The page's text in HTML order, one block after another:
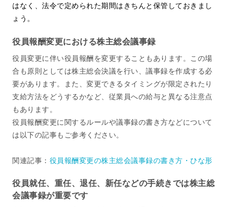
はなく、法令で定められた期間はきちんと保管しておきまし
ょう。
役員報酬変更における株主総会議事録
役員変更に伴い役員報酬を変更することもあります。この場
合も原則としては株主総会決議を行い、議事録を作成する必
要があります。また、変更できるタイミングが限定されたり
支給方法をどうするかなど、従業員への給与と異なる注意点
もあります。
役員報酬変更に関するルールや議事録の書き方などについて
は以下の記事もご参考ください。
関連記事： 役員報酬変更の株主総会議事録の書き方・ひな形
役員就任、重任、退任、新任などの手続きでは株主総
会議事録が重要です